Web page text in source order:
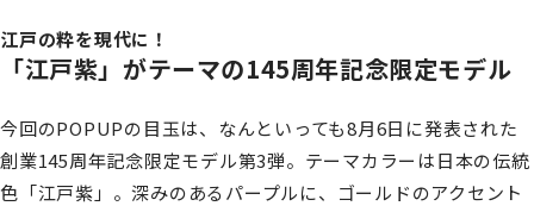
江戸の粋を現代に！
「江戸紫」がテーマの145周年記念限定モデル
今回のPOPUPの目玉は、なんといっても8月6日に発表された
創業145周年記念限定モデル第3弾。テーマカラーは日本の伝統
色「江戸紫」。深みのあるパープルに、ゴールドのアクセント